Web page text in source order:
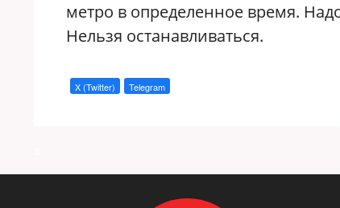
метро в определенное время.
Нельзя останавливаться.
X (Twitter) Telegram